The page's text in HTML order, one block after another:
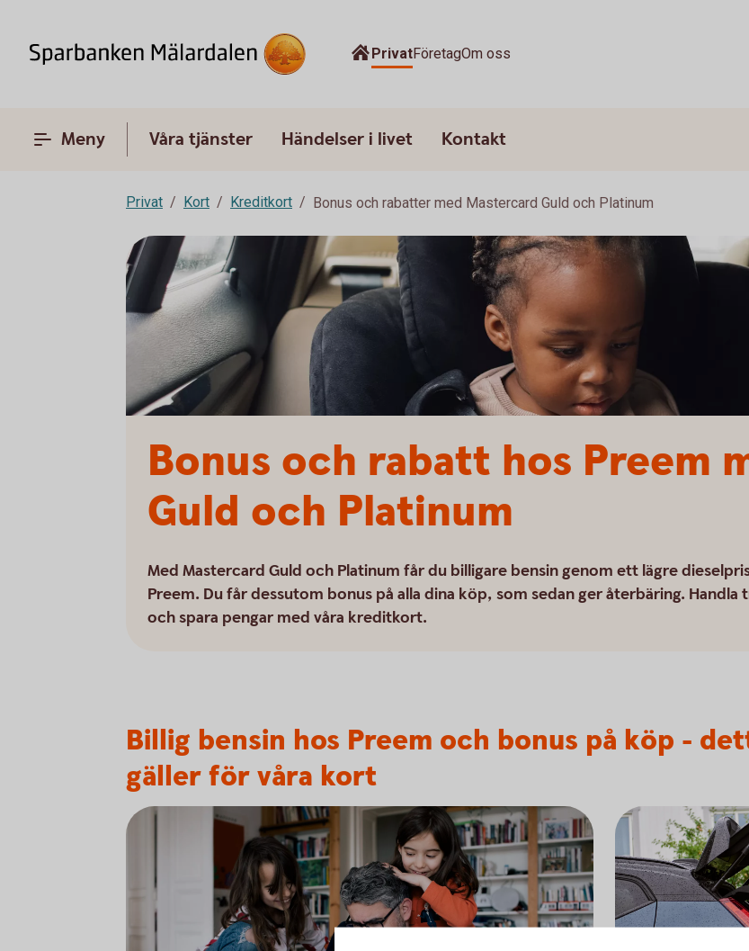
PrivatFöretagOm oss
Meny Våra tjänster Händelser i livet Kontakt
Privat Kort Kreditkort Bonus och rabatter med Mastercard Guld och Platinum
Bonus och rabatt hos Preem
Guld och Platinum
Med Mastercard Guld och Platinum får du billigare bensin genom ett lägre
Preem. Du får dessutom bonus på alla dina köp, som sedan ger återbäring. Handla
och spara pengar med våra kreditkort.
Billig bensin hos Preem och bonus på köp -
gäller för våra kort